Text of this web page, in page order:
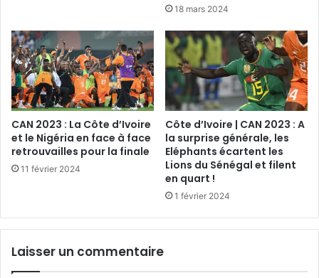
18 mars 2024
CAN 2023 : La Côte d’Ivoire
et le Nigéria en face à face
retrouvailles pour la finale
11 février 2024
Côte d’Ivoire | CAN 2023 : A
la surprise générale, les
Eléphants écartent les
Lions du Sénégal et filent
en quart !
1 février 2024
Laisser un commentaire